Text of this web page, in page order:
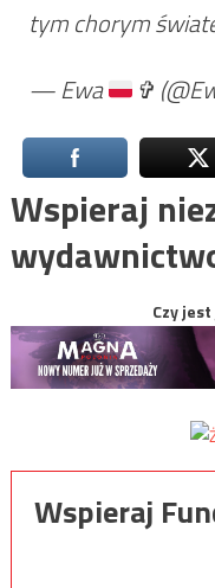
tym chorym
— Ewa
✞
Wspieraj
Czy
Wspieraj